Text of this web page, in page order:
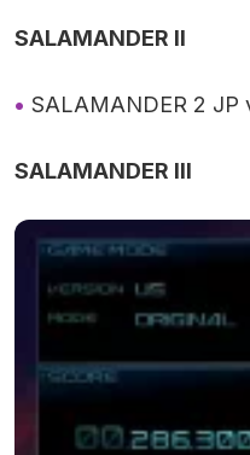
SALAMANDER II
SALAMANDER 2 JP
SALAMANDER III